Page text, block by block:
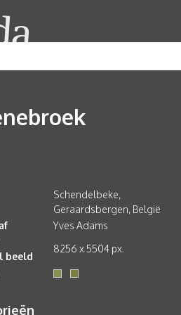
Schendelbeke,
Geraardsbergen, België
Yves Adams
beeld
8256 x 5504 px.